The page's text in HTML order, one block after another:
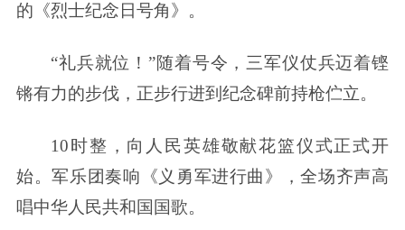
的《烈士纪念日号角》。
“礼兵就位！”随着号令，三军仪仗兵迈着铿
锵有力的步伐，正步行进到纪念碑前持枪伫立。
10时整，向人民英雄敬献花篮仪式正式开
始。军乐团奏响《义勇军进行曲》，全场齐声高
唱中华人民共和国国歌。